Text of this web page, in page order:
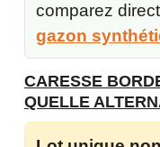
comparez
gazon
CARESSE
QUELLE